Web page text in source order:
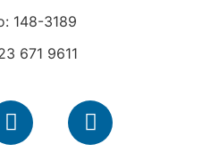
148-3189
671 9611